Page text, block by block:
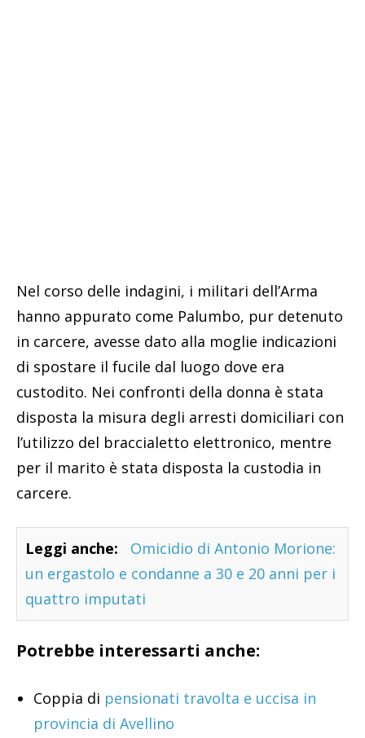
Nel corso delle indagini, i militari dell’Arma
hanno appurato come Palumbo, pur detenuto
in carcere, avesse dato alla moglie indicazioni
di spostare il fucile dal luogo dove era
custodito. Nei confronti della donna è stata
disposta la misura degli arresti domiciliari con
l’utilizzo del braccialetto elettronico, mentre
per il marito è stata disposta la custodia in
carcere.
Leggi anche:
Omicidio di Antonio Morione:
un ergastolo e condanne a 30 e 20 anni per i
quattro imputati
Potrebbe interessarti anche:
Coppia di pensionati travolta e uccisa in
provincia di Avellino